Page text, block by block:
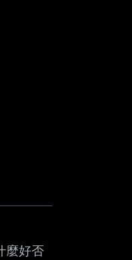
麼好否